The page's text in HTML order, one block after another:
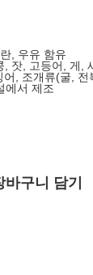
, 우유 함유
, 잣, 고등어, 게,
, 조개류(굴,
에서 제조
바구니 담기